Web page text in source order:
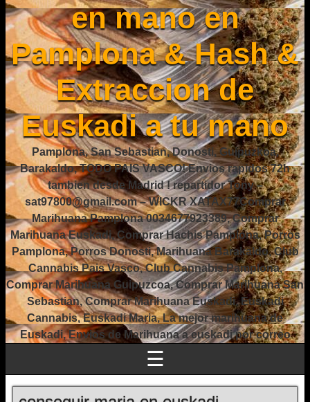
en mano en
Pamplona & Hash &
Extraccion de
Euskadi a tu mano
Pamplona, San Sebastian, Donosti, Guipuzkoa,
Barakaldo, TODO PAIS VASCO! Envios rapidos 72h
tambien desde Madrid ! repartidor Tony –
sat97800@gmail.com – WICKR XATAX77Comprar
Marihuana Pamplona 0034677923389, Comprar
Marihuana Euskadi, Comprar Hachis Pamplona, Porros
Pamplona, Porros Donosti, Marihuana Barakaldo, Club
Cannabis Pais Vasco, Club Cannabis Pamplona,
Comprar Marihuana Guipuzcoa, Comprar Marihuana San
Sebastian, Comprar Marihuana Euskadi, Euskadi
Cannabis, Euskadi Maria, La mejor marihuana de
Euskadi, Envios de Marihuana a euskadi por correo
☰